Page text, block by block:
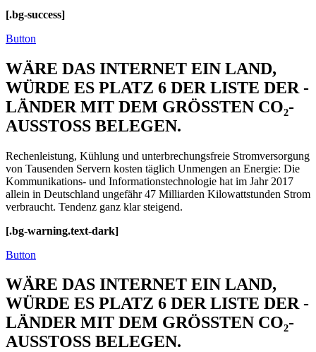
[.bg-success]
Button
WÄRE DAS INTERNET EIN LAND,
WÜRDE ES PLATZ 6 DER LISTE DER ­
LÄNDER MIT DEM GRÖSSTEN CO₂-
AUSSTOSS BELEGEN.
Rechenleistung, Kühlung und unterbrechungsfreie Stromversorgung
von Tausenden Servern kosten täglich Unmengen an Energie: Die
Kommunikations- und Informations­technologie hat im Jahr 2017
allein in Deutschland ungefähr 47 Milliarden Kilowattstunden Strom
verbraucht. Tendenz ganz klar steigend.
[.bg-warning.text-dark]
Button
WÄRE DAS INTERNET EIN LAND,
WÜRDE ES PLATZ 6 DER LISTE DER ­
LÄNDER MIT DEM GRÖSSTEN CO₂-
AUSSTOSS BELEGEN.